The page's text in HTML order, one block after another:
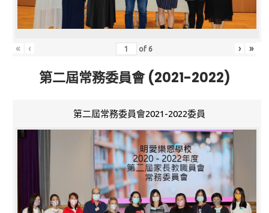
« ‹ of 6 › »
第二屆常務委員會 (2021-2022)
第二屆常務委員會2021-2022委員